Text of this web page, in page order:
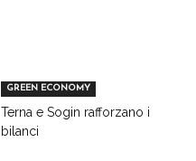
GREEN ECONOMY
Terna e Sogin rafforzano i
bilanci